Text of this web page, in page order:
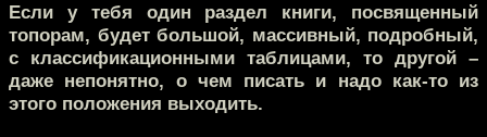
Если у тебя один раздел книги, посвященный
топорам, будет большой, массивный, подробный,
с классификационными таблицами, то другой –
даже непонятно, о чем писать и надо как-то из
этого положения выходить.